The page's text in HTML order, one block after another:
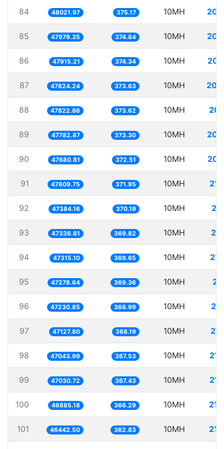
84 48021.97 375.17 10MH
85 47979.35 374.84 10MH
86 47915.21 374.34 10MH
87 47824.24 373.63 10MH
88 47822.86 373.62 10MH
89 47782.87 373.30 10MH
90 47680.81 372.51 10MH
91 47609.75 371.95 10MH
92 47384.16 370.19 10MH
93 47336.61 369.82 10MH
94 47315.10 369.65 10MH
95 47278.64 369.36 10MH
96 47230.85 368.99 10MH
97 47127.80 368.19 10MH
98 47043.99 367.53 10MH
99 47030.72 367.43 10MH
100 46885.18 366.29 10MH
101 46442.50 362.83 10MH